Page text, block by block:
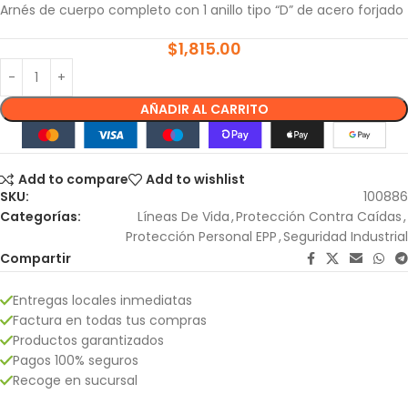
Arnés de cuerpo completo con 1 anillo tipo “D” de acero forjado
$1,815.00
AÑADIR AL CARRITO
Add to compare
Add to wishlist
SKU:
100886
Categorías:
Líneas De Vida,Protección Contra Caídas,
Protección Personal EPP,Seguridad Industrial
Compartir
Entregas locales inmediatas
Factura en todas tus compras
Productos garantizados
Pagos 100% seguros
Recoge en sucursal